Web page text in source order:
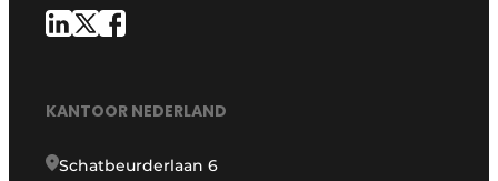
KANTOOR NEDERLAND
Schatbeurderlaan 6